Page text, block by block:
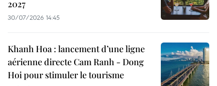
2027
30/07/2026 14:45
Khanh Hoa : lancement d’une ligne
aérienne directe Cam Ranh - Dong
Hoi pour stimuler le tourisme